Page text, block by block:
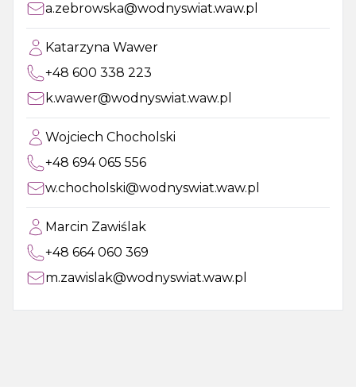
a.zebrowska@wodnyswiat.waw.pl
Katarzyna Wawer
+48 600 338 223
k.wawer@wodnyswiat.waw.pl
Wojciech Chocholski
+48 694 065 556
w.chocholski@wodnyswiat.waw.pl
Marcin Zawiślak
+48 664 060 369
m.zawislak@wodnyswiat.waw.pl